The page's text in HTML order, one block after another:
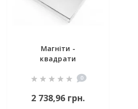
Магніти -
квадрати
0
2 738,96 грн.